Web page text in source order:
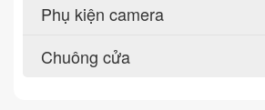
Phụ kiện camera
Chuông cửa